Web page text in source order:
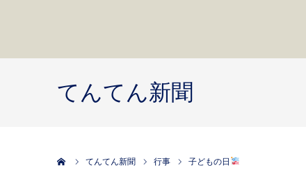
てんてん新聞
てんてん新聞 行事 子どもの日